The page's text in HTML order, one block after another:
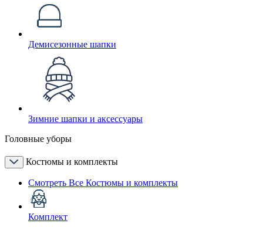
Демисезонные шапки
Зимние шапки и аксессуары
Головные уборы
Костюмы и комплекты
Смотреть Все Костюмы и комплекты
Комплект